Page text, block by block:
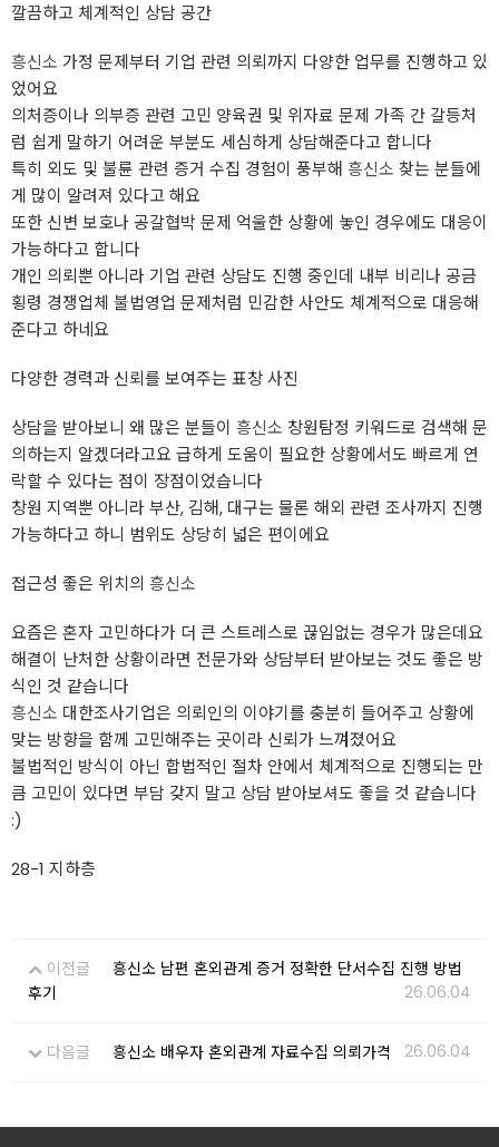
깔끔하고 체계적인 상담 공간
흥신소 가정 문제부터 기업 관련 의뢰까지 다양한 업무를 진행하고 있
었어요
의처증이나 의부증 관련 고민 양육권 및 위자료 문제 가족 간 갈등처
럼 쉽게 말하기 어려운 부분도 세심하게 상담해준다고 합니다
특히 외도 및 불륜 관련 증거 수집 경험이 풍부해 흥신소 찾는 분들에
게 많이 알려져 있다고 해요
또한 신변 보호나 공갈협박 문제 억울한 상황에 놓인 경우에도 대응이
가능하다고 합니다
개인 의뢰뿐 아니라 기업 관련 상담도 진행 중인데 내부 비리나 공금
횡령 경쟁업체 불법영업 문제처럼 민감한 사안도 체계적으로 대응해
준다고 하네요
다양한 경력과 신뢰를 보여주는 표창 사진
상담을 받아보니 왜 많은 분들이 흥신소 창원탐정 키워드로 검색해 문
의하는지 알겠더라고요 급하게 도움이 필요한 상황에서도 빠르게 연
락할 수 있다는 점이 장점이었습니다
창원 지역뿐 아니라 부산, 김해, 대구는 물론 해외 관련 조사까지 진행
가능하다고 하니 범위도 상당히 넓은 편이에요
접근성 좋은 위치의 흥신소
요즘은 혼자 고민하다가 더 큰 스트레스로 끊임없는 경우가 많은데요
해결이 난처한 상황이라면 전문가와 상담부터 받아보는 것도 좋은 방
식인 것 같습니다
흥신소 대한조사기업은 의뢰인의 이야기를 충분히 들어주고 상황에
맞는 방향을 함께 고민해주는 곳이라 신뢰가 느껴졌어요
불법적인 방식이 아닌 합법적인 절차 안에서 체계적으로 진행되는 만
큼 고민이 있다면 부담 갖지 말고 상담 받아보셔도 좋을 것 같습니다
:)
28-1 지하층
이전글
흥신소 남편 혼외관계 증거 정확한 단서수집 진행 방법
후기
26.06.04
다음글 흥신소 배우자 혼외관계 자료수집 의뢰가격 26.06.04